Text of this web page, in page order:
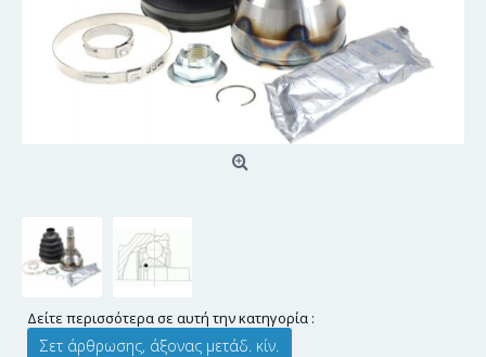
Δείτε περισσότερα σε αυτή την κατηγορία :
Σετ άρθρωσης, άξονας μετάδ. κίν.